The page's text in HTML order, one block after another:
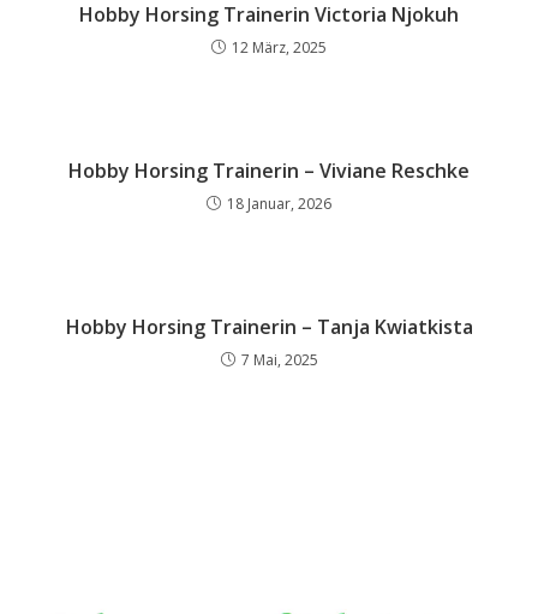
Hobby Horsing Trainerin Victoria Njokuh
12 März, 2025
Hobby Horsing Trainerin – Viviane Reschke
18 Januar, 2026
Hobby Horsing Trainerin – Tanja Kwiatkista
7 Mai, 2025